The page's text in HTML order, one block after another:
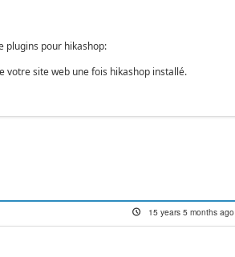
plugins pour hikashop:
votre site web une fois hikashop installé.
15 years 5 months ago